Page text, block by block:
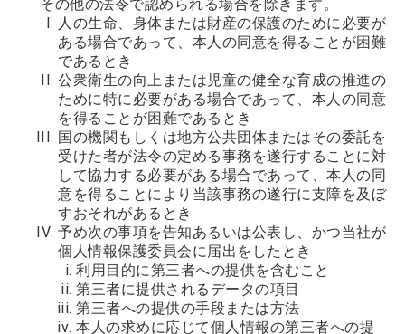
その他の法令で認められる場合を除きます。
人の生命、身体または財産の保護のために必要が
ある場合であって、本人の同意を得ることが困難
であるとき
公衆衛生の向上または児童の健全な育成の推進の
ために特に必要がある場合であって、本人の同意
を得ることが困難であるとき
国の機関もしくは地方公共団体またはその委託を
受けた者が法令の定める事務を遂行することに対
して協力する必要がある場合であって、本人の同
意を得ることにより当該事務の遂行に支障を及ぼ
すおそれがあるとき
予め次の事項を告知あるいは公表し、かつ当社が
個人情報保護委員会に届出をしたとき
利用目的に第三者への提供を含むこと
第三者に提供されるデータの項目
第三者への提供の手段または方法
本人の求めに応じて個人情報の第三者への提